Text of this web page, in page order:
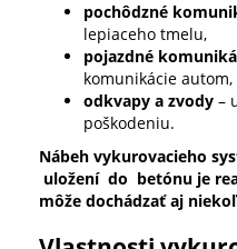
pochôdzné
lepiaceho tmelu,
pojazdné
komunikácie autom,
odkvapy a zvody–
poškodeniu.
Nábeh vykurovacieho
uložení do betónu je
môže dochádzať aj